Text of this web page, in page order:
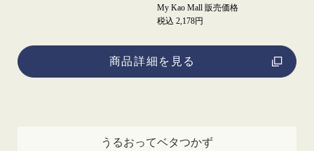
My Kao Mall 販売価格
税込 2,178円
商品詳細を見る
うるおってベタつかず